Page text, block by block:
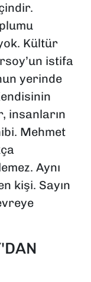
Kültür
istifa
yerinde
insanların
Mehmet
Aynı
kişi. Sayın